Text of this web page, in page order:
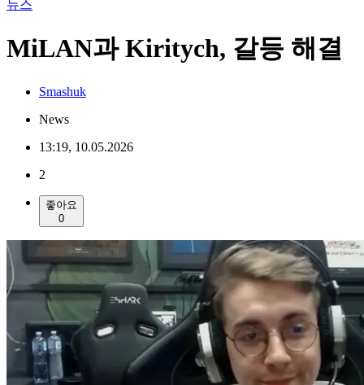
뉴스
MiLAN과 Kiritych, 갈등 해결
Smashuk
News
13:19, 10.05.2026
2
좋아요
0